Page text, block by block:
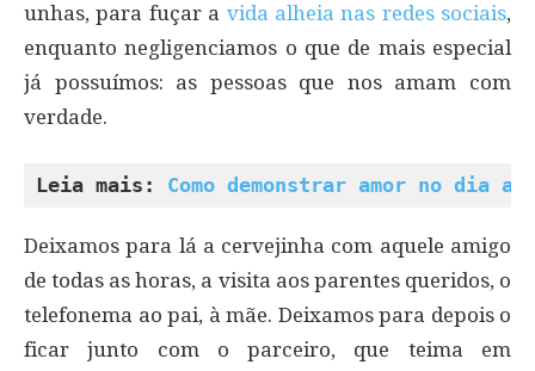
unhas, para fuçar a vida alheia nas redes sociais,
enquanto negligenciamos o que de mais especial
já possuímos: as pessoas que nos amam com
verdade.
Leia mais: Como demonstrar amor no dia a
Deixamos para lá a cervejinha com aquele amigo
de todas as horas, a visita aos parentes queridos, o
telefonema ao pai, à mãe. Deixamos para depois o
ficar junto com o parceiro, que teima em